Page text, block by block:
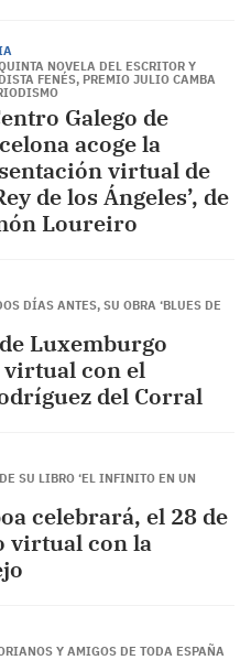
NOVELA DEL ESCRITOR Y
FENÉS, PREMIO JULIO CAMBA
Galego de
acoge la
virtual de
de los Ángeles’, de
Loureiro
DÍAS ANTES, SU OBRA ‘BLUES DE
Luxemburgo
con el
del Corral
SU LIBRO ‘EL INFINITO EN UN
celebrará, el 28 de
virtual con la
Y AMIGOS DE TODA ESPAÑA